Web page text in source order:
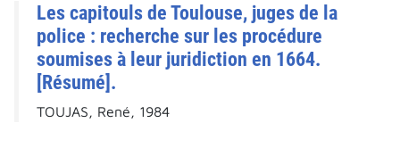
Les capitouls de Toulouse, juges de la
police : recherche sur les procédure
soumises à leur juridiction en 1664.
[Résumé].
TOUJAS, René, 1984